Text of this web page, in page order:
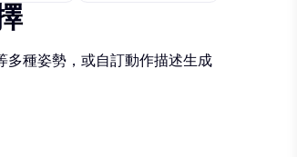
多種姿勢，或自訂動作描述生成